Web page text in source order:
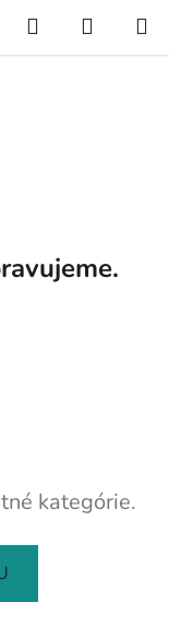
Hľadať
KOŠÍK
kategórie.